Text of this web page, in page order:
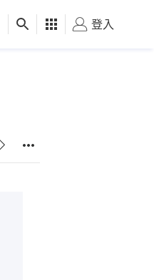
健康 好食玩飛
登入